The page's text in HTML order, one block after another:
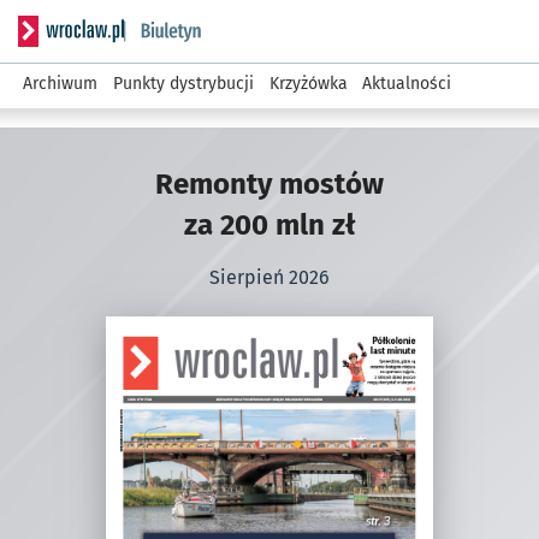
Serwis informacyjny wroclaw.pl podserwis: Biuletyn
Archiwum Punkty dystrybucji Krzyżówka Aktualności
Bezpłatny biuletyn
Urzędu Miejskiego
Remonty mostów
za 200 mln zł
Sierpień 2026